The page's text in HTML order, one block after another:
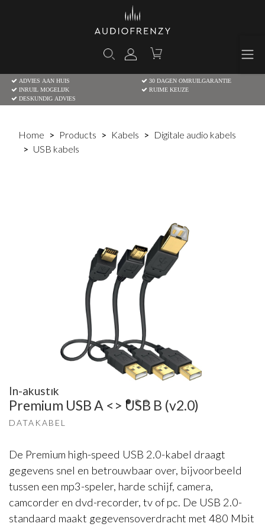
ADVIES AAN HUIS
30 DAGEN OMRUILGARANTIE
INRUIL MOGELIJK
RUIME KEUZE
DESKUNDIG ADVIES
Home Products Kabels
Digitale audio kabels
USB kabels
In-akustik
Premium USB A <> USB B (v2.0)
DATAKABEL
De Premium high-speed USB 2.0-kabel draagt
gegevens snel en betrouwbaar over, bijvoorbeeld
tussen een mp3-speler, harde schijf, camera,
camcorder en dvd-recorder, tv of pc. De USB 2.0-
standaard maakt gegevensoverdracht met 480 Mbit